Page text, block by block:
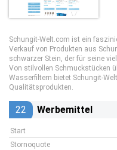
Schungit-Welt.com ist ein
Verkauf von Produkten aus
schwarzer Stein, der für seine
Von stilvollen Schmuckstücken
Wasserfiltern bietet Schungit-
Qualitätsprodukten.
22 Werbemittel
Start
Stornoquote